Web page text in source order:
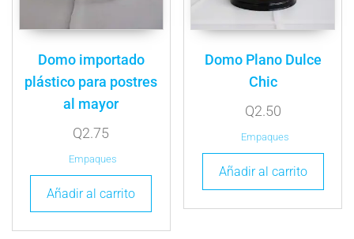
Domo importado
plástico para postres
al mayor
Q2.75
Empaques
Añadir al carrito
Domo Plano Dulce
Chic
Q2.50
Empaques
Añadir al carrito